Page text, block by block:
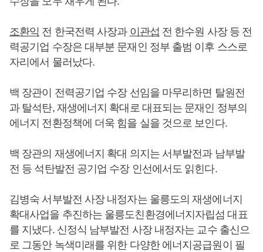
조환익 전 한국전력 사장과 이관섭 전 한수원 사장 등 전
력공기업 수장은 대부분 문재인 정부 출범 이후 스스로
자리에서 물러났다.
백 장관이 전력공기업 수장 선임을 마무리하면 탈원전
과 탈석탄, 재생에너지 확대로 대표되는 문재인 정부의
에너지 전환정책에 더욱 힘을 실을 것으로 보인다.
백 장관의 재생에너지 확대 의지는 서부발전과 남부발
전 등 석탄발전 공기업 수장 인선에서도 읽힌다.
김병숙 서부발전 사장 내정자는 울릉도의 재생에너지
확대사업을 추진하는 울릉도친환경에너지자립섬 대표
를 지냈다. 신정식 남부발전 사장 내정자는 교수 출신으
로 그동안 녹색미래를 위한 다양한 에너지공급원이 필